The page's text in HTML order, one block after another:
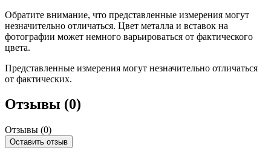
Обратите внимание, что представленные измерения могут
незначительно отличаться. Цвет металла и вставок на
фотографии может немного варьироваться от фактического
цвета.
Представленные измерения могут незначительно отличаться
от фактических.
Отзывы (0)
Отзывы (0)
Оставить отзыв